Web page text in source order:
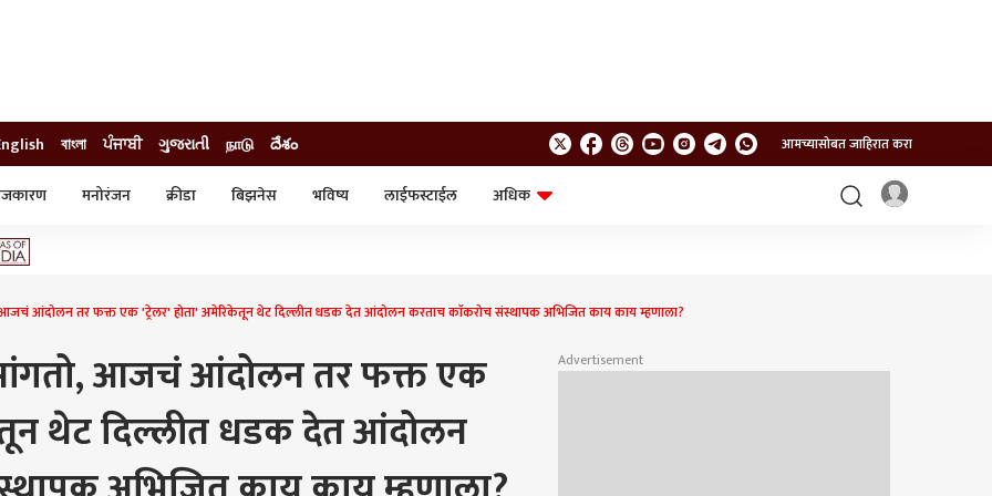
বাংলা ਪੰਜਾਬੀ ગુજરાતી நாடு దేశం आमच्यासोबत जाहिरात करा
मनोरंजन क्रीडा बिझनेस भविष्य लाईफस्टाईल
अधिक
आजचं आंदोलन तर फक्त एक 'ट्रेलर' होता' अमेरिकेतून थेट दिल्लीत धडक देत आंदोलन करताच काॅकरोच संस्थापक अभिजित काय काय म्हणाला?
आजचं आंदोलन तर फक्त एक
थेट दिल्लीत धडक देत आंदोलन
Advertisement